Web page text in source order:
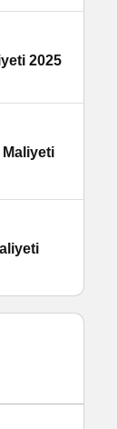
2025
Maliyeti